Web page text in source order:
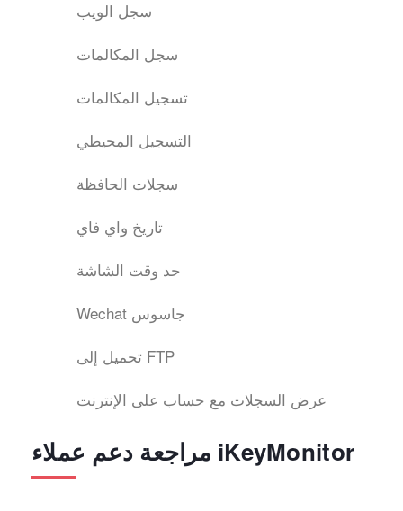
سجل الويب
سجل المكالمات
تسجيل المكالمات
التسجيل المحيطي
سجلات الحافظة
تاريخ واي فاي
حد وقت الشاشة
Wechat جاسوس
تحميل إلى FTP
عرض السجلات مع حساب على الإنترنت
مراجعة دعم عملاء iKeyMonitor